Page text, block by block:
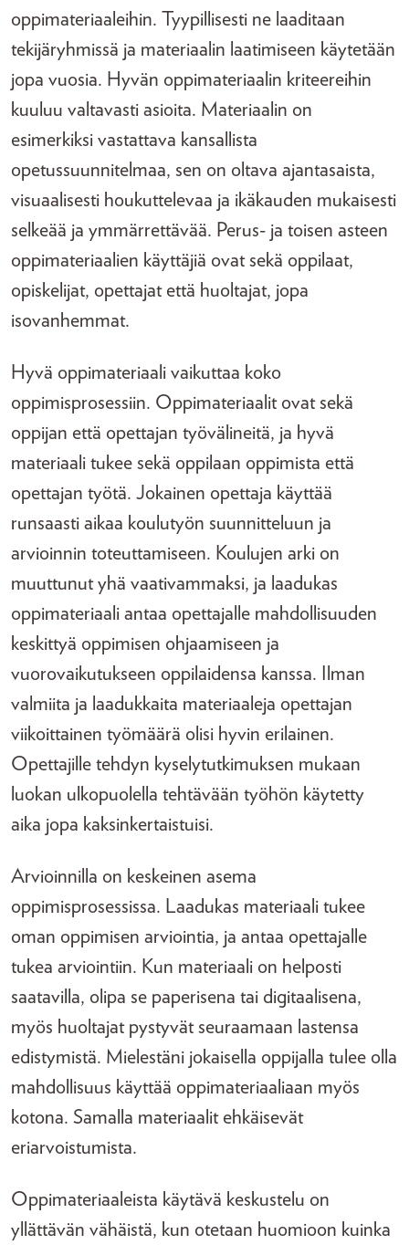
oppimateriaaleihin. Tyypillisesti ne laaditaan
tekijäryhmissä ja materiaalin laatimiseen käytetään
jopa vuosia. Hyvän oppimateriaalin kriteereihin
kuuluu valtavasti asioita. Materiaalin on
esimerkiksi vastattava kansallista
opetussuunnitelmaa, sen on oltava ajantasaista,
visuaalisesti houkuttelevaa ja ikäkauden mukaisesti
selkeää ja ymmärrettävää. Perus- ja toisen asteen
oppimateriaalien käyttäjiä ovat sekä oppilaat,
opiskelijat, opettajat että huoltajat, jopa
isovanhemmat.
Hyvä oppimateriaali vaikuttaa koko
oppimisprosessiin. Oppimateriaalit ovat sekä
oppijan että opettajan työvälineitä, ja hyvä
materiaali tukee sekä oppilaan oppimista että
opettajan työtä. Jokainen opettaja käyttää
runsaasti aikaa koulutyön suunnitteluun ja
arvioinnin toteuttamiseen. Koulujen arki on
muuttunut yhä vaativammaksi, ja laadukas
oppimateriaali antaa opettajalle mahdollisuuden
keskittyä oppimisen ohjaamiseen ja
vuorovaikutukseen oppilaidensa kanssa. Ilman
valmiita ja laadukkaita materiaaleja opettajan
viikoittainen työmäärä olisi hyvin erilainen.
Opettajille tehdyn kyselytutkimuksen mukaan
luokan ulkopuolella tehtävään työhön käytetty
aika jopa kaksinkertaistuisi.
Arvioinnilla on keskeinen asema
oppimisprosessissa. Laadukas materiaali tukee
oman oppimisen arviointia, ja antaa opettajalle
tukea arviointiin. Kun materiaali on helposti
saatavilla, olipa se paperisena tai digitaalisena,
myös huoltajat pystyvät seuraamaan lastensa
edistymistä. Mielestäni jokaisella oppijalla tulee olla
mahdollisuus käyttää oppimateriaaliaan myös
kotona. Samalla materiaalit ehkäisevät
eriarvoistumista.
Oppimateriaaleista käytävä keskustelu on
yllättävän vähäistä, kun otetaan huomioon kuinka